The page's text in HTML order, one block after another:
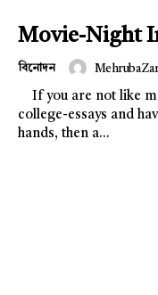
Movie-Night
বিনোদন Mehruba
college-essays and
hands, then a...